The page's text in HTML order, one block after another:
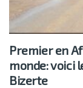
Premier en
monde: voici
Bizerte